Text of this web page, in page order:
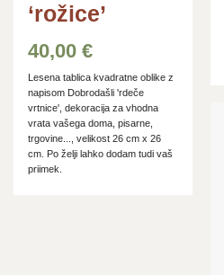
‘rožice’
40,00€
Lesena tablica kvadratne oblike z
napisom Dobrodašli 'rdeče
vrtnice', dekoracija za vhodna
vrata vašega doma, pisarne,
trgovine..., velikost 26 cm x 26
cm. Po želji lahko dodam tudi vaš
priimek.